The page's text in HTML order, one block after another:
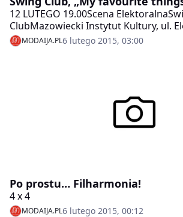
12 LUTEGO 19.00Scena
ClubMazowiecki Instytut Kultury, ul.
MODAIJA.PL6 lutego 2015, 03:00
Po prostu… Filharmonia!
4 x 4
MODAIJA.PL6 lutego 2015, 00:12